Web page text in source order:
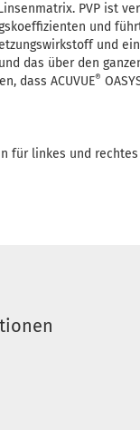
PVP ist
und
und
das über den
dass ACUVUE®
für linkes und